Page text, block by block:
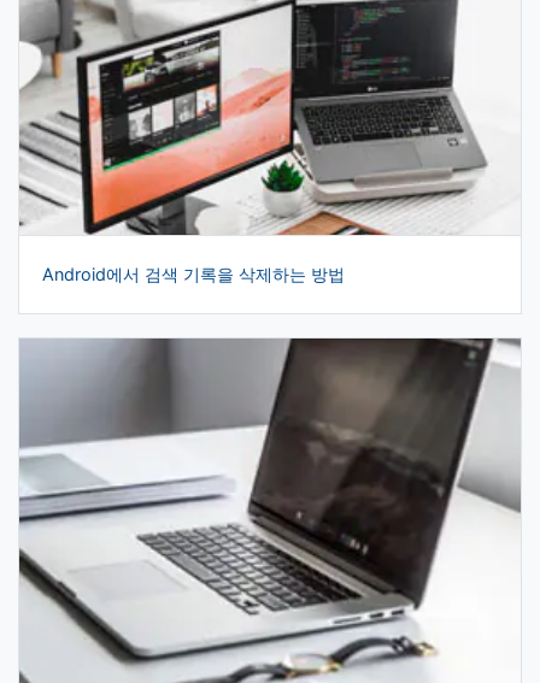
Android에서 검색 기록을 삭제하는 방법